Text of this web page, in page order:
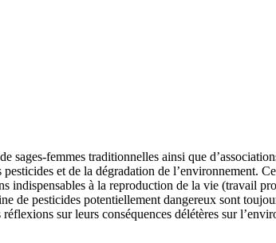
sages-femmes traditionnelles ainsi que
et de la dégradation de l’environnement.
indispensables à la reproduction de la vie (travail
de pesticides potentiellement dangereux sont
sur leurs conséquences délétères sur